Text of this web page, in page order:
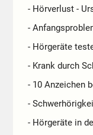
- Hörverlust -
-
- Hörgeräte
- Krank durch
- 10 Anzeichen
-
- Hörgeräte in